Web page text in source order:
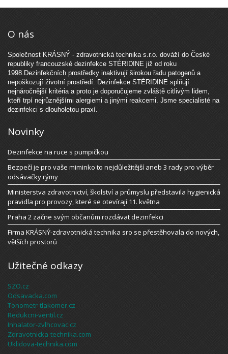
Dostupnost: zboží je skladem
O nás
Společnost KRÁSNÝ - zdravotnická technika s.r.o. dováží do České
republiky francouzské dezinfekce STÉRIDINE již od roku
1998.Dezinfekčních prostředky inaktivují širokou řadu patogenů a
nepoškozují životní prostředí. Dezinfekce STÉRIDINE splňují
nejnáročnější kritéria a proto je doporučujeme zvláště citlivým lidem,
kteří trpí nejrůznějšími alergiemi a jinými reakcemi. Jsme specialisté na
dezinfekci s dlouholetou praxí.
Novinky
Dezinfekce na ruce s pumpičkou
Bezpečí je pro vaše miminko to nejdůležitější aneb 3 rady pro výběr
odsávačky rýmy
Ministerstva zdravotnictví, školství a průmyslu představila hygienická
pravidla pro provozy, které se otevírají 11. května
Praha 2 začne svým občanům rozdávat dezinfekci
Firma KRÁSNÝ-zdravotnická technika sro se přestěhovala do nových,
větších prostorů
Užitečné odkazy
SZO.cz
Odsavacka.com
Tonometr-tlakomer.cz
Redukcni-ventil.cz
Inhalator-zvlhcovac.cz
Zdravotnicka-technika.com
Uklidova-technika.com